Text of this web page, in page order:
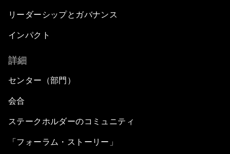
リーダーシップとガバナンス
インパクト
詳細
センター（部門）
会合
ステークホルダーのコミュニティ
「フォーラム・ストーリー」